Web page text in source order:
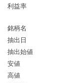
利益率
銘柄名
抽出日
抽出始値
安値
高値